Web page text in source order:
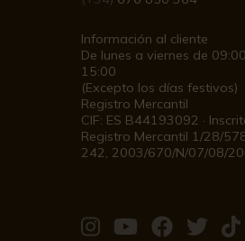
Información al cliente
De lunes a viernes de
15:00
(Excepto los días festivos)
Registro Mercantil
CIF: ES B44193092 ·
Registro Mercantil 1/28/
242, 2003/670/N/07/08/